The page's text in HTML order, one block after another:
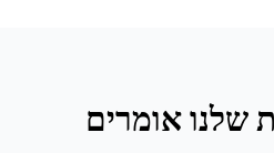
שלנו אומרים